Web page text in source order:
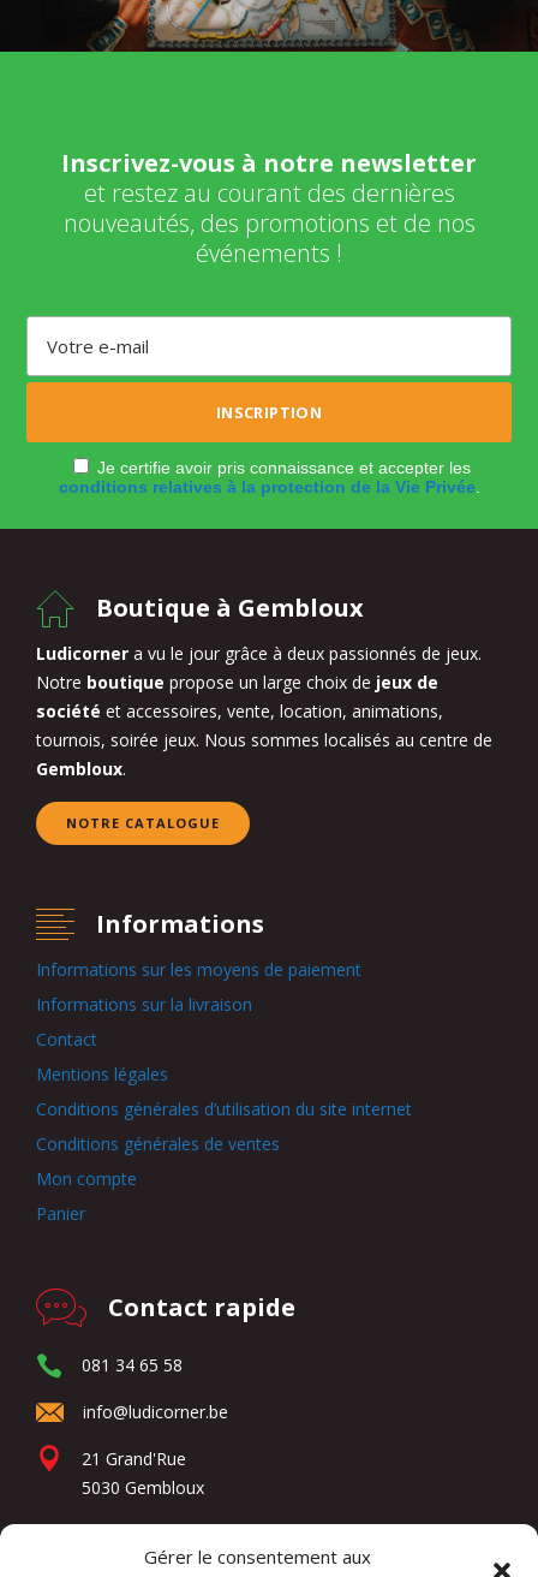
Gérer le consentement aux
Inscrivez-vous à notre newsletter
et restez au courant des dernières
nouveautés, des promotions et de nos
événements !
Je certifie avoir pris connaissance et accepter les
conditions relatives à la protection de la Vie Privée.
Boutique à Gembloux
Ludicorner a vu le jour grâce à deux passionnés de jeux.
Notre boutique propose un large choix de jeux de
société et accessoires, vente, location, animations,
tournois, soirée jeux. Nous sommes localisés au centre de
Gembloux.
NOTRE CATALOGUE
Informations
Informations sur les moyens de paiement
Informations sur la livraison
Contact
Mentions légales
Conditions générales d’utilisation du site internet
Conditions générales de ventes
Mon compte
Panier
Contact rapide
081 34 65 58
info@ludicorner.be
21 Grand'Rue
5030 Gembloux